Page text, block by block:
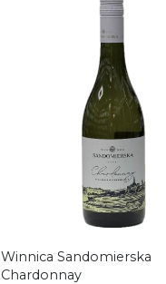
Winnica Sandomierska
Chardonnay